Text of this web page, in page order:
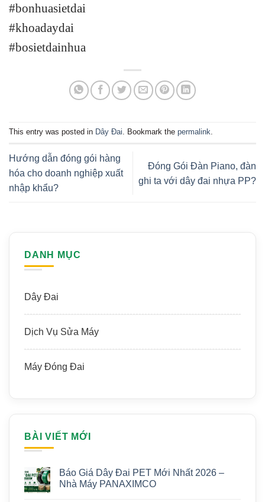
#bonhuasietdai
#khoadaydai
#bosietdainhua
This entry was posted in Dây Đai. Bookmark the permalink.
Hướng dẫn đóng gói hàng
hóa cho doanh nghiệp xuất
nhập khẩu?
Đóng Gói Đàn Piano, đàn
ghi ta với dây đai nhựa PP?
DANH MỤC
Dây Đai
Dịch Vụ Sửa Máy
Máy Đóng Đai
BÀI VIẾT MỚI
Báo Giá Dây Đai PET Mới Nhất 2026 –
Nhà Máy PANAXIMCO